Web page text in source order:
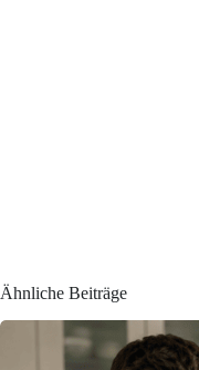
Ähnliche Beiträge